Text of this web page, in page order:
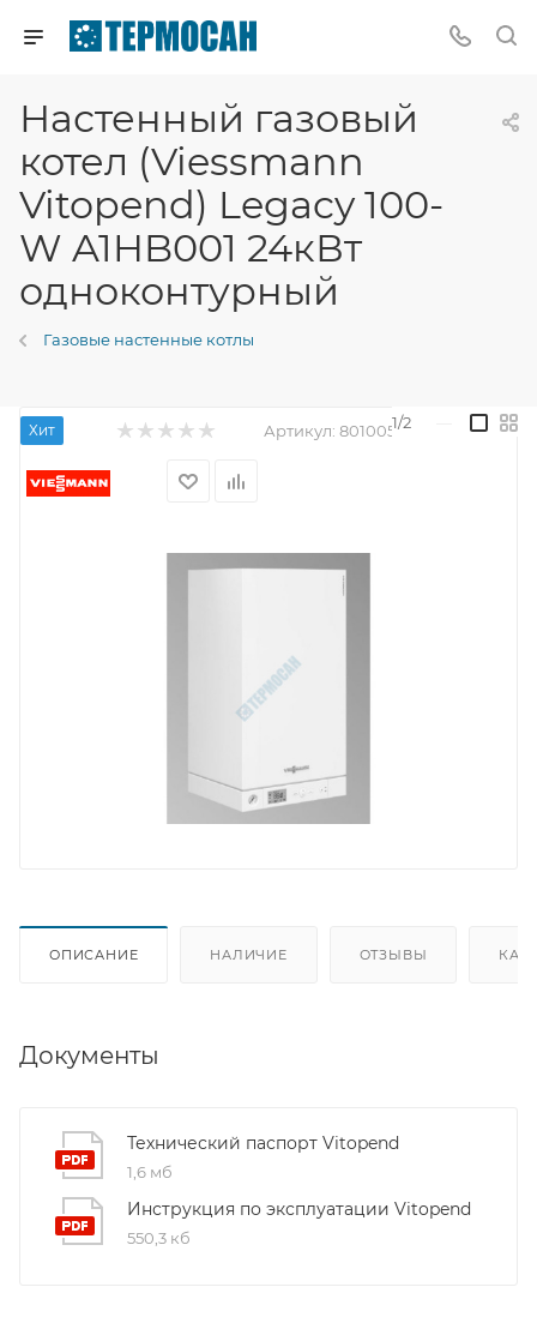
Настенный газовый
котел (Viessmann
Vitopend) Legacy 100-
W A1HB001 24кВт
одноконтурный
Газовые настенные котлы
Хит Артикул: 8010056
ОПИСАНИЕ НАЛИЧИЕ ОТЗЫВЫ КАК
Документы
Технический паспорт Vitopend
1,6 мб
Инструкция по эксплуатации Vitopend
550,3 кб
1/2